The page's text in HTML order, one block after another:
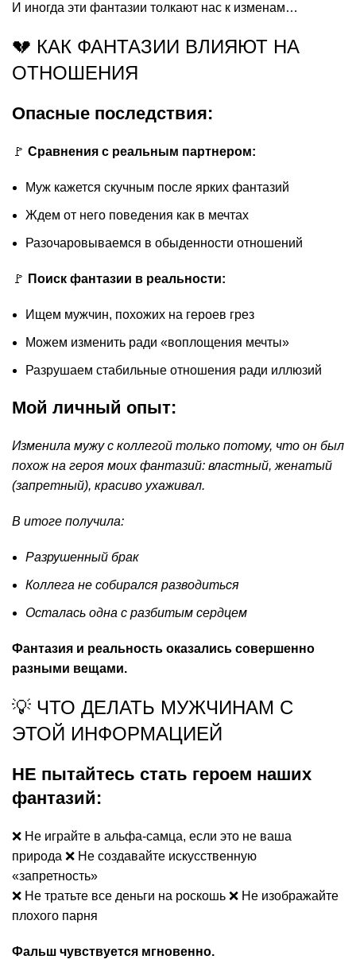
И иногда эти фантазии толкают нас к изменам…
💔 КАК ФАНТАЗИИ ВЛИЯЮТ НА
ОТНОШЕНИЯ
Опасные последствия:
🚩 Сравнения с реальным партнером:
Муж кажется скучным после ярких фантазий
Ждем от него поведения как в мечтах
Разочаровываемся в обыденности отношений
🚩 Поиск фантазии в реальности:
Ищем мужчин, похожих на героев грез
Можем изменить ради «воплощения мечты»
Разрушаем стабильные отношения ради иллюзий
Мой личный опыт:
Изменила мужу с коллегой только потому, что он был
похож на героя моих фантазий: властный, женатый
(запретный), красиво ухаживал.
В итоге получила:
Разрушенный брак
Коллега не собирался разводиться
Осталась одна с разбитым сердцем
Фантазия и реальность оказались совершенно
разными вещами.
💡 ЧТО ДЕЛАТЬ МУЖЧИНАМ С
ЭТОЙ ИНФОРМАЦИЕЙ
НЕ пытайтесь стать героем наших
фантазий:
❌ Не играйте в альфа-самца, если это не ваша
природа ❌ Не создавайте искусственную
«запретность»
❌ Не тратьте все деньги на роскошь ❌ Не изображайте
плохого парня
Фальш чувствуется мгновенно.